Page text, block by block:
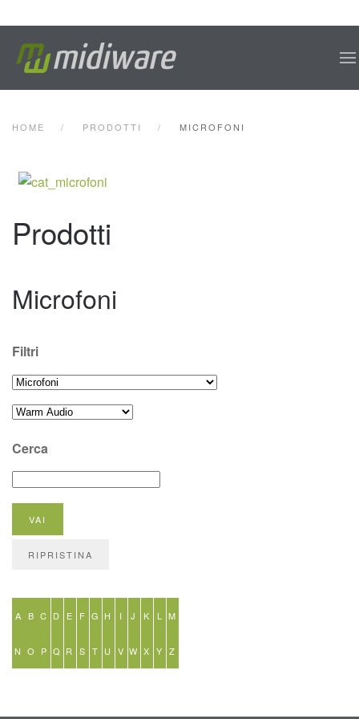
HOME PRODOTTI MICROFONI
Prodotti
Microfoni
Filtri
Cerca
A B C D E F G H I J K L M
N O P Q R S T U V W X Y Z